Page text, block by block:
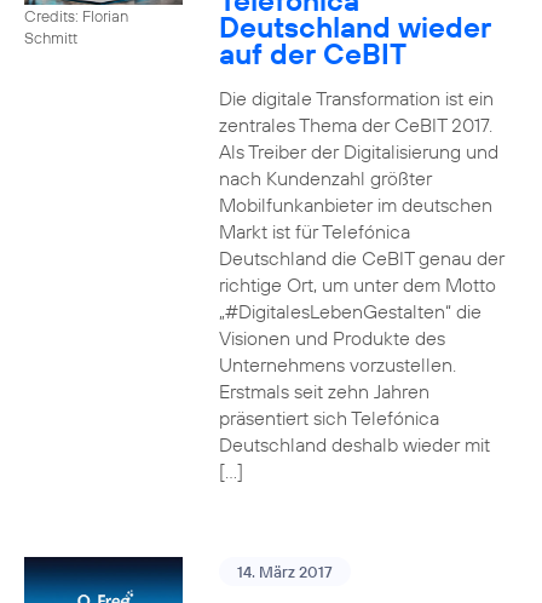
Credits: Florian
Schmitt
Deutschland wieder
auf der CeBIT
Die digitale Transformation ist ein
zentrales Thema der CeBIT 2017.
Als Treiber der Digitalisierung und
nach Kundenzahl größter
Mobilfunkanbieter im deutschen
Markt ist für Telefónica
Deutschland die CeBIT genau der
richtige Ort, um unter dem Motto
„#DigitalesLebenGestalten“ die
Visionen und Produkte des
Unternehmens vorzustellen.
Erstmals seit zehn Jahren
präsentiert sich Telefónica
Deutschland deshalb wieder mit
[…]
14. März 2017